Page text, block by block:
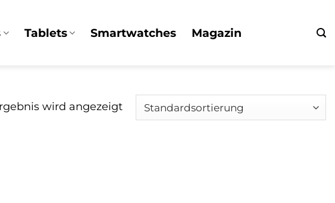
Tablets Smartwatches Magazin
wird angezeigt